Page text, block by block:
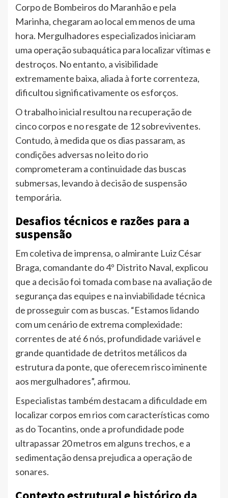
Corpo de Bombeiros do Maranhão e pela
Marinha, chegaram ao local em menos de uma
hora. Mergulhadores especializados iniciaram
uma operação subaquática para localizar vítimas e
destroços. No entanto, a visibilidade
extremamente baixa, aliada à forte correnteza,
dificultou significativamente os esforços.
O trabalho inicial resultou na recuperação de
cinco corpos e no resgate de 12 sobreviventes.
Contudo, à medida que os dias passaram, as
condições adversas no leito do rio
comprometeram a continuidade das buscas
submersas, levando à decisão de suspensão
temporária.
Desafios técnicos e razões para a
suspensão
Em coletiva de imprensa, o almirante Luiz César
Braga, comandante do 4º Distrito Naval, explicou
que a decisão foi tomada com base na avaliação de
segurança das equipes e na inviabilidade técnica
de prosseguir com as buscas. “Estamos lidando
com um cenário de extrema complexidade:
correntes de até 6 nós, profundidade variável e
grande quantidade de detritos metálicos da
estrutura da ponte, que oferecem risco iminente
aos mergulhadores”, afirmou.
Especialistas também destacam a dificuldade em
localizar corpos em rios com características como
as do Tocantins, onde a profundidade pode
ultrapassar 20 metros em alguns trechos, e a
sedimentação densa prejudica a operação de
sonares.